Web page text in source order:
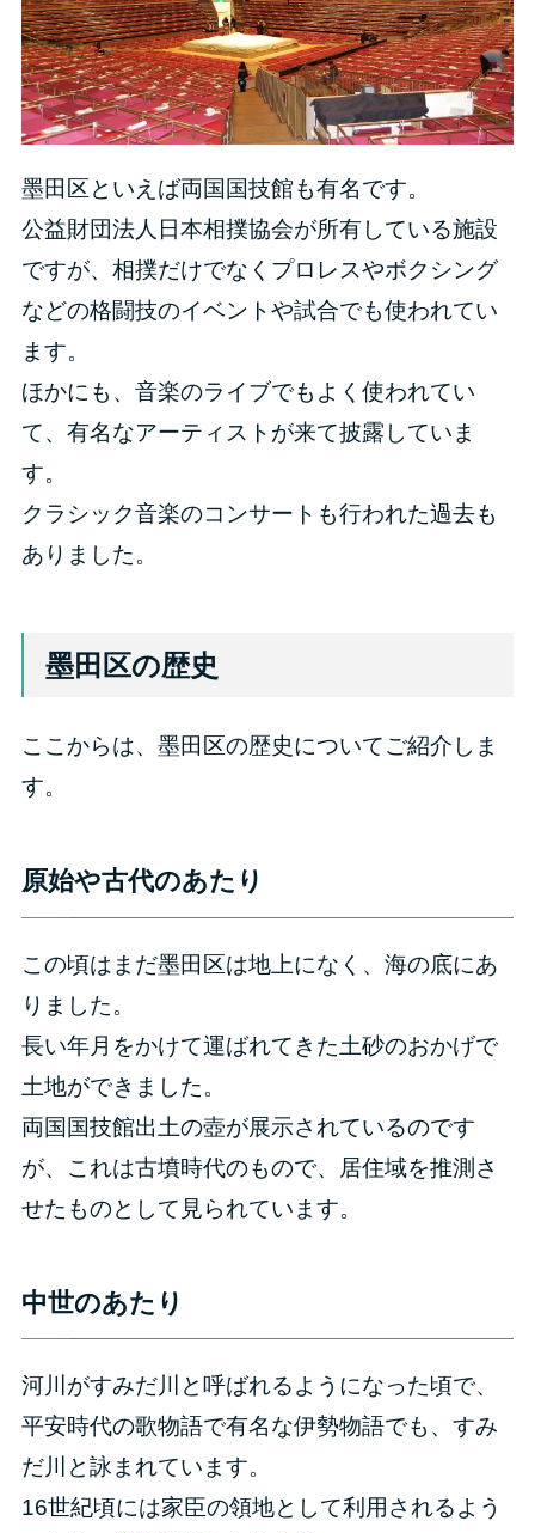
墨田区といえば両国国技館も有名です。
公益財団法人日本相撲協会が所有している施設
ですが、相撲だけでなくプロレスやボクシング
などの格闘技のイベントや試合でも使われてい
ます。
ほかにも、音楽のライブでもよく使われてい
て、有名なアーティストが来て披露していま
す。
クラシック音楽のコンサートも行われた過去も
ありました。
墨田区の歴史
ここからは、墨田区の歴史についてご紹介しま
す。
原始や古代のあたり
この頃はまだ墨田区は地上になく、海の底にあ
りました。
長い年月をかけて運ばれてきた土砂のおかげで
土地ができました。
両国国技館出土の壺が展示されているのです
が、これは古墳時代のもので、居住域を推測さ
せたものとして見られています。
中世のあたり
河川がすみだ川と呼ばれるようになった頃で、
平安時代の歌物語で有名な伊勢物語でも、すみ
だ川と詠まれています。
16世紀頃には家臣の領地として利用されるよう